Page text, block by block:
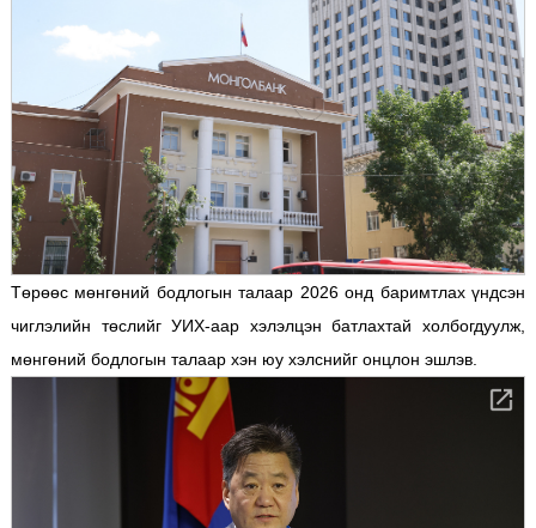
Төрөөс мөнгөний бодлогын талаар 2026 онд баримтлах үндсэн
чиглэлийн төслийг УИХ-аар хэлэлцэн батлахтай холбогдуулж,
мөнгөний бодлогын талаар хэн юу хэлснийг онцлон эшлэв.